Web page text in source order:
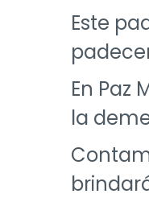
Este
En Paz
la